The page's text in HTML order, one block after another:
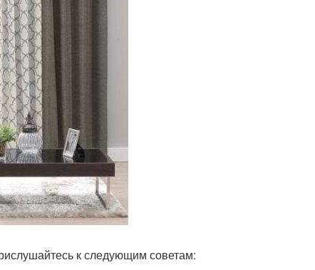
к следующим советам: